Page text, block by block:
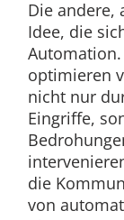
Die andere,
Idee, die
optimieren
nicht nur
Eingriffe,
die
von